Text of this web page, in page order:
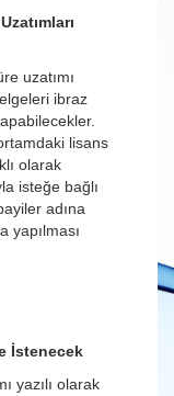
uzatımı
ibraz
lisans
olarak
isteğe bağlı
adına
yapılması
İstenecek
yazılı olarak